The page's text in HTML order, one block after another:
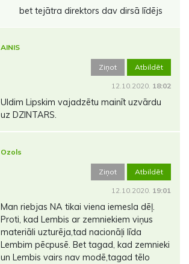
bet tejātra direktors dav dirsā līdējs
AINIS
Ziņot Atbildēt
12.10.2020. 18:02
Uldim Lipskim vajadzētu mainīt uzvārdu
uz DZINTARS.
Ozols
Ziņot Atbildēt
12.10.2020. 19:01
Man riebjas NA tikai viena iemesla dēļ.
Proti, kad Lembis ar zemniekiem viņus
materiāli uzturēja,tad nacionāļi līda
Lembim pēcpusē. Bet tagad, kad zemnieki
un Lembis vairs nav modē,tagad tēlo